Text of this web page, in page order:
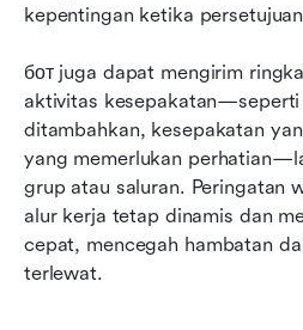
kepentingan ketika
бот juga dapat mengirim
aktivitas kesepakatan—seperti
ditambahkan, kesepakatan
yang memerlukan
grup atau saluran. Peringatan
alur kerja tetap dinamis dan
cepat, mencegah hambatan
terlewat.